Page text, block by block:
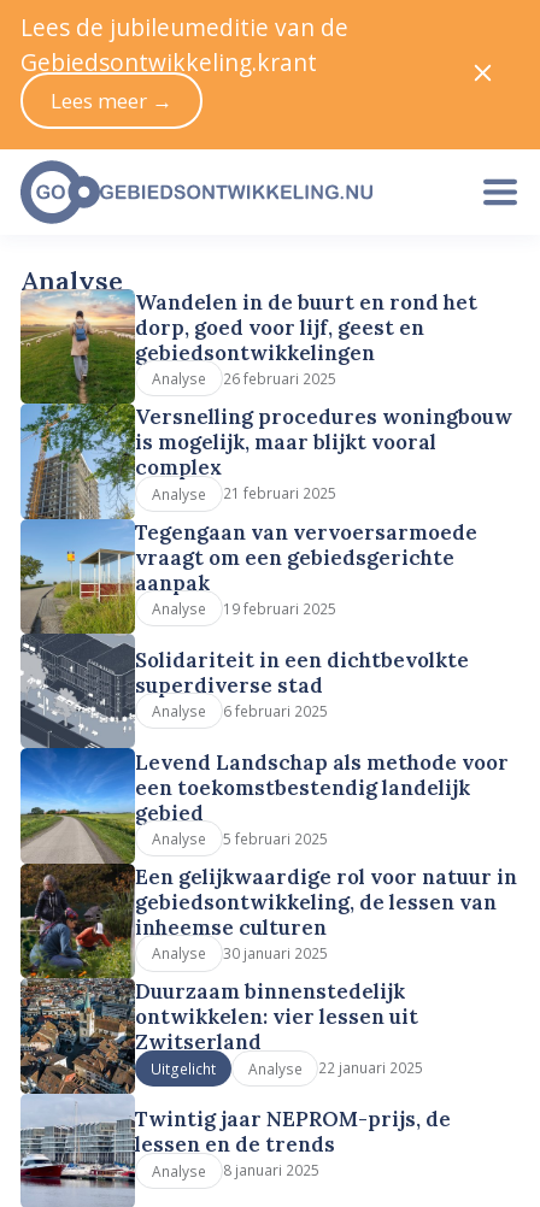
Analyse
Wandelen in de buurt en rond het
dorp, goed voor lijf, geest en
gebiedsontwikkelingen
Analyse 26 februari 2025
Versnelling procedures woningbouw
is mogelijk, maar blijkt vooral
complex
Analyse 21 februari 2025
Tegengaan van vervoersarmoede
vraagt om een gebiedsgerichte
aanpak
Analyse 19 februari 2025
Solidariteit in een dichtbevolkte
superdiverse stad
Analyse 6 februari 2025
Levend Landschap als methode voor
een toekomstbestendig landelijk
gebied
Analyse 5 februari 2025
Een gelijkwaardige rol voor natuur in
gebiedsontwikkeling, de lessen van
inheemse culturen
Analyse 30 januari 2025
Duurzaam binnenstedelijk
ontwikkelen: vier lessen uit
Zwitserland
Uitgelicht Analyse 22 januari 2025
Twintig jaar NEPROM-prijs, de
lessen en de trends
Analyse 8 januari 2025
Lees de jubileumeditie van de
Gebiedsontwikkeling.krant
Lees meer →